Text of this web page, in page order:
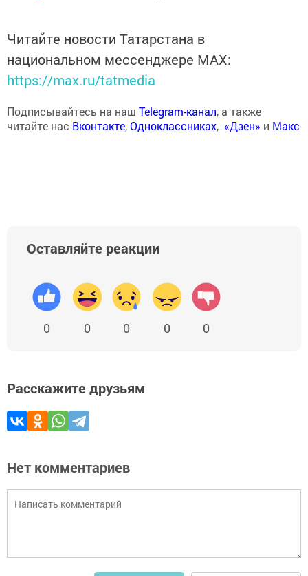
Читайте новости Татарстана в
национальном мессенджере MАХ:
https://max.ru/tatmedia
Подписывайтесь на наш Telegram-канал, а также
читайте нас Вконтакте,Одноклассниках, «Дзен» и Макс
Оставляйте реакции
0 0 0 0 0
Расскажите друзьям
Нет комментариев